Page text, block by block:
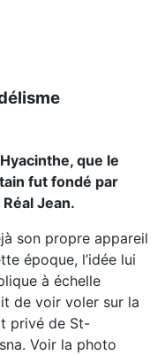
que le
fut fondé par
Jean.
son propre appareil
époque, l’idée lui
à échelle
de voir voler sur la
privé de St-
Voir la photo